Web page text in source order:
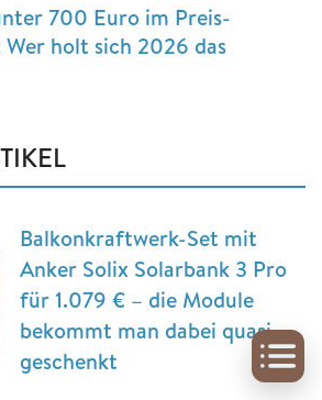
700 Euro im Preis-
holt sich 2026 das
Balkonkraftwerk-Set mit
Anker Solix Solarbank 3 Pro
für 1.079 € – die Module
bekommt man dabei quasi
geschenkt